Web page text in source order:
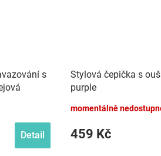
s
Detail
Stylová čepička s
purple
momentálně
459 Kč